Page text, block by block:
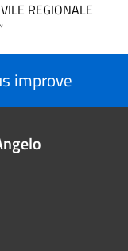
REGIONALE
improve